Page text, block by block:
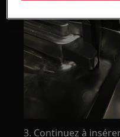
3. Continuez à